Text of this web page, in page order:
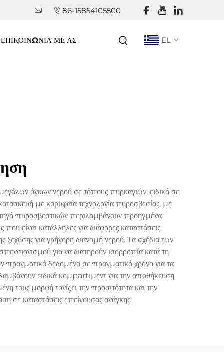
86-15854105500
ΕΠΙΚΟΙΝΩΝΊΑ ΜΕ ΑΣ EL
όγκων νερού σε τόπους πυρκαγιών, ειδικά σε
με κορυφαία τεχνολογία πυροσβεσίας, με
πυροσβεστικών περιλαμβάνουν προηγμένα
είναι κατάλληλες για διάφορες καταστάσεις
για γρήγορη διανομή νερού. Τα σχέδια των
για να διατηρούν ισορροπία κατά τη
δεδομένα σε πραγματικό χρόνο για τα
ειδικά κομpartιμεντ για την αποθήκευση
τους μορφή τονίζει την προσιτότητα και την
σε καταστάσεις επείγουσας ανάγκης.